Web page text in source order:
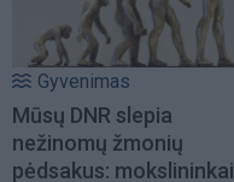
Gyvenimas
Mūsų DNR slepia
nežinomų žmonių
pėdsakus: mokslininkai